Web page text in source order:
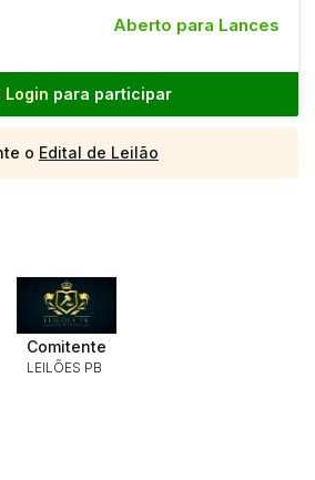
Aberto para Lances
Login para participar
o Edital de Leilão
Comitente
LEILÕES PB
Propostas
login
lances ou